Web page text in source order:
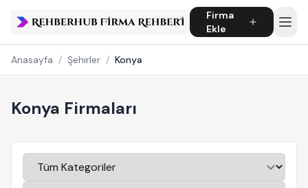
Firma
Ekle
Anasayfa / Şehirler / Konya
Konya Firmaları